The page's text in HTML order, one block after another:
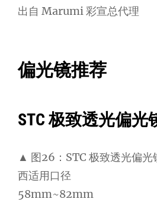
出自 Marumi 彩宣总代理
偏光镜推荐
STC 极致透光偏光
▲ 图26：STC 极致透光偏光
西适用口径
58mm~82mm